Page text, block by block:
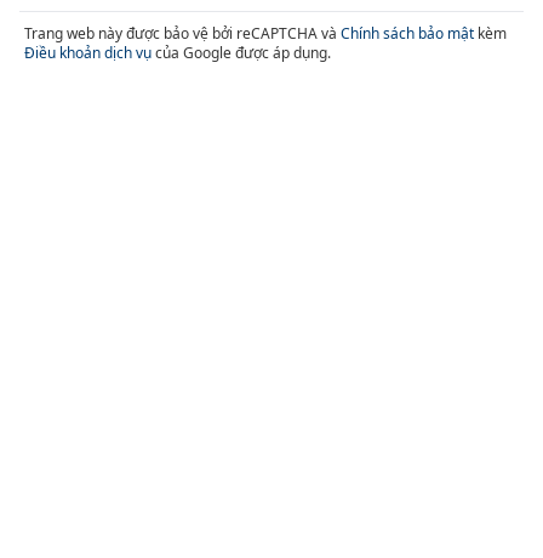
Trang web này được bảo vệ bởi reCAPTCHA và Chính sách bảo mật kèm
Điều khoản dịch vụcủa Google được áp dụng.